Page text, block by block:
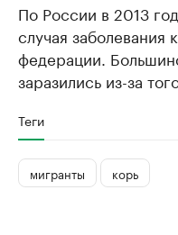
По России в 2013
случая заболевания
федерации.
заразились из-за
Теги
мигранты корь